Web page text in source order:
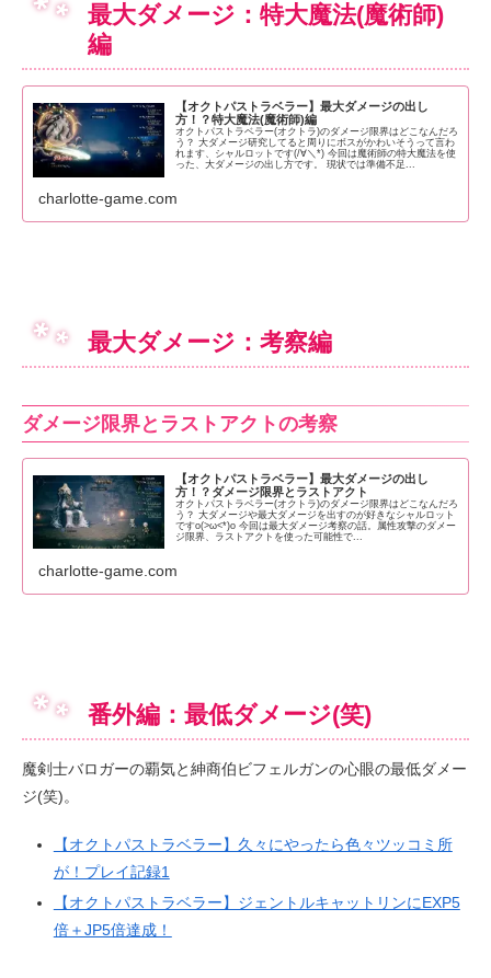
最大ダメージ：特大魔法(魔術師)
編
【オクトパストラベラー】最大ダメージの出し
方！？特大魔法(魔術師)編
オクトパストラベラー(オクトラ)のダメージ限界はどこなんだろ
う？ 大ダメージ研究してると周りにボスがかわいそうって言わ
れます、シャルロットです(/∀＼*) 今回は魔術師の特大魔法を使
った、大ダメージの出し方です。 現状では準備不足...
charlotte-game.com
最大ダメージ：考察編
ダメージ限界とラストアクトの考察
【オクトパストラベラー】最大ダメージの出し
方！？ダメージ限界とラストアクト
オクトパストラベラー(オクトラ)のダメージ限界はどこなんだろ
う？ 大ダメージや最大ダメージを出すのが好きなシャルロット
ですo(>ω<*)o 今回は最大ダメージ考察の話。属性攻撃のダメー
ジ限界、ラストアクトを使った可能性で...
charlotte-game.com
番外編：最低ダメージ(笑)
魔剣士バロガーの覇気と紳商伯ビフェルガンの心眼の最低ダメー
ジ(笑)。
【オクトパストラベラー】久々にやったら色々ツッコミ所
が！プレイ記録1
【オクトパストラベラー】ジェントルキャットリンにEXP5
倍＋JP5倍達成！